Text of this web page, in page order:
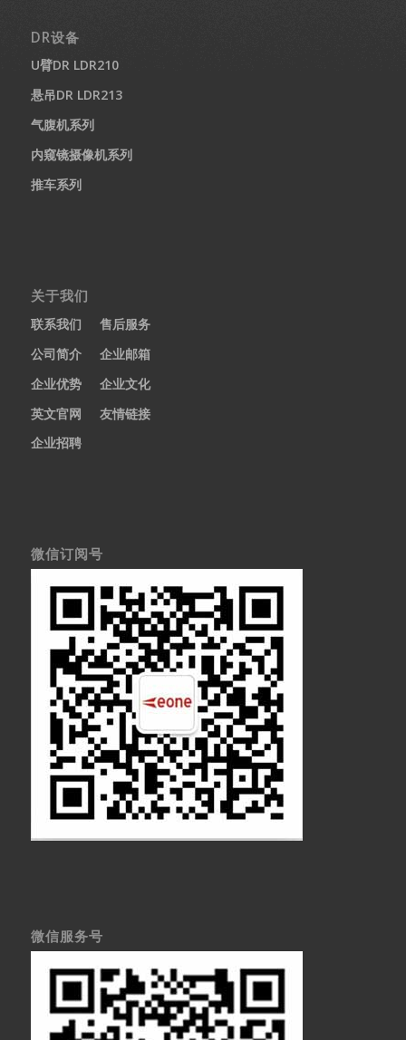
DR设备
U臂DR LDR210
悬吊DR LDR213
气腹机系列
内窥镜摄像机系列
推车系列
关于我们
联系我们
售后服务
公司简介
企业邮箱
企业优势
企业文化
英文官网
友情链接
企业招聘
微信订阅号
微信服务号